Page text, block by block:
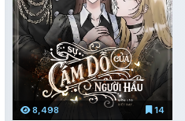
8,498 14